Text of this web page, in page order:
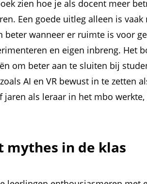
zien hoe je als docent meer
Een goede uitleg alleen is
beter wanneer er ruimte is voor
en eigen inbreng. Het
om beter aan te sluiten bij
AI en VR bewust in te zetten
als leraar in het mbo
mythes in de klas